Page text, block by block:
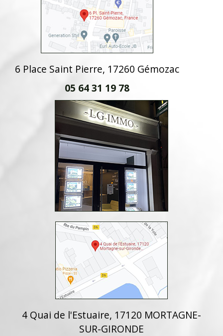
6 Place Saint Pierre, 17260 Gémozac
05 64 31 19 78
4 Quai de l'Estuaire, 17120 MORTAGNE-
SUR-GIRONDE